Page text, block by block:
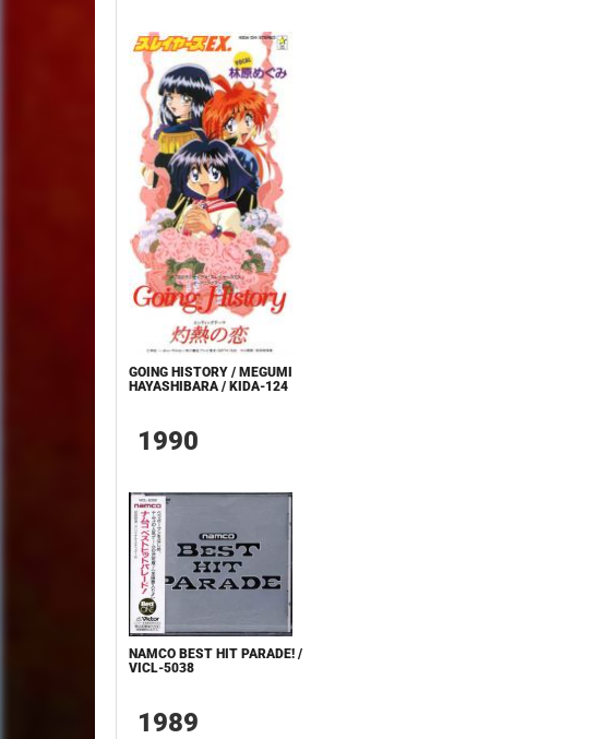
GOING HISTORY / MEGUMI
HAYASHIBARA / KIDA-124
1990
NAMCO BEST HIT PARADE! /
VICL-5038
1989